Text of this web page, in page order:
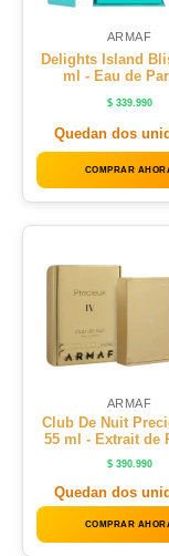
ARMAF
Delights Island
ml - Eau de
$339.990
Quedan dos
COMPRAR
ARMAF
Club De Nuit
55 ml - Extrait de
$390.990
Quedan dos
COMPRAR